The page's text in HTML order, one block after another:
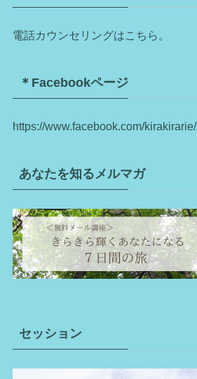
電話カウンセリングはこちら。
＊Facebookページ
https://www.facebook.com/kirakirarie/
あなたを知るメルマガ
セッション